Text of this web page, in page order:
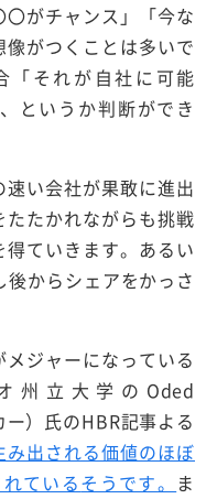
がチャンス」「今な
がつくことは多いで
「それが自社に可能
というか判断ができ
い会社が果敢に進出
たかれながらも挑戦
ていきます。あるい
からシェアをかっさ
ジャーになっている
州立大学のOded
）氏のHBR記事よる
出される価値のほぼ
ているそうです。 ま